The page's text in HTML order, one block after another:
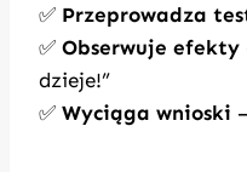
✅ Przeprowadza
✅ Obserwuje efekty
dzieje!”
✅ Wyciąga wnioski